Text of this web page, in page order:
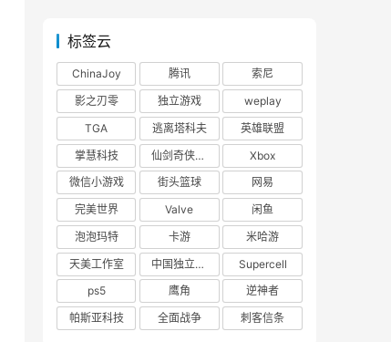
标签云
ChinaJoy 腾讯
索尼
影之刃零
独立游戏
weplay
TGA
逃离塔科夫
英雄联盟
掌慧科技
仙剑奇侠传四
Xbox
微信小游戏
街头篮球
网易
完美世界
Valve
闲鱼
泡泡玛特
卡游
米哈游
天美工作室
中国独立游戏联盟
Supercell
ps5
鹰角
逆神者
帕斯亚科技
全面战争 刺客信条